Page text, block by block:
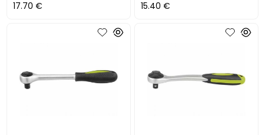
17.70 € 15.40 €